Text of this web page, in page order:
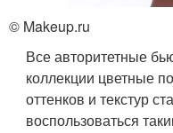
© Makeup.ru
Все авторитетные
коллекции цветные
оттенков и текстур
воспользоваться